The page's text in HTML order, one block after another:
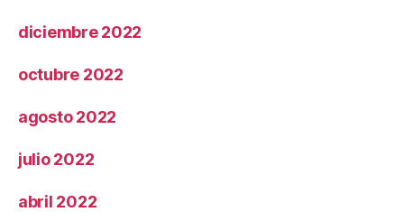
diciembre 2022
octubre 2022
agosto 2022
julio 2022
abril 2022